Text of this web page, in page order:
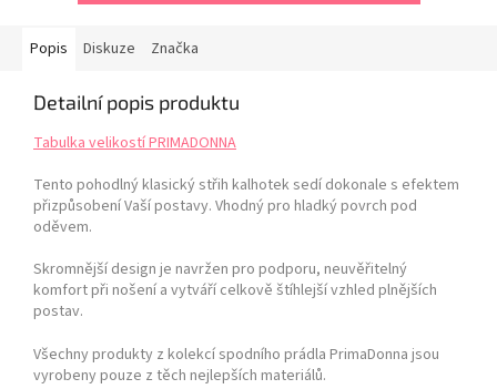
Popis Diskuze Značka
Detailní popis produktu
Tabulka velikostí PRIMADONNA
Tento pohodlný klasický střih kalhotek sedí dokonale s efektem
přizpůsobení Vaší postavy. Vhodný pro hladký povrch pod
oděvem.
Skromnější design je navržen pro podporu, neuvěřitelný
komfort při nošení a vytváří celkově štíhlejší vzhled plnějších
postav.
Všechny produkty z kolekcí spodního prádla PrimaDonna jsou
vyrobeny pouze z těch nejlepších materiálů.